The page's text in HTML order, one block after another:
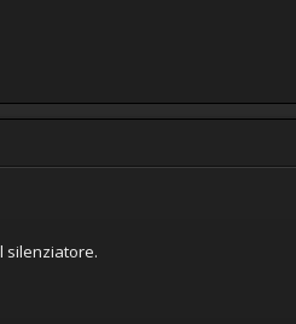
silenziatore.